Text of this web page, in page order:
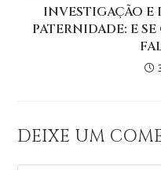
INVESTIGAÇÃO
PATERNIDADE: E
DEIXE UM